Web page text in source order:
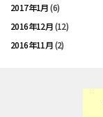
2017年1月(6)
2016年12月(12)
2016年11月(2)